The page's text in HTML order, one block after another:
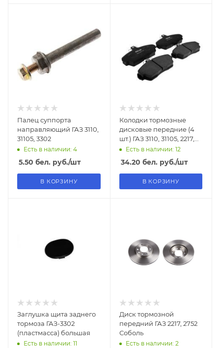
Палец суппорта
направляющий ГАЗ 3110,
31105, 3302
Есть в наличии: 4
5.50 бел. руб./шт
В КОРЗИНУ
Колодки тормозные
дисковые передние (4
шт.) ГАЗ 3110, 31105, 2217,
3302, ГАЗель БИЗНЕС
Есть в наличии: 12
34.20 бел. руб./шт
В КОРЗИНУ
Заглушка щита заднего
тормоза ГАЗ-3302
(пластмасса) большая
Есть в наличии: 11
Диск тормозной
передний ГАЗ 2217, 2752
Соболь
Есть в наличии: 2